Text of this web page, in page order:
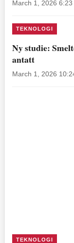
March 1, 2026 6:23
TEKNOLOGI
Ny studie:
antatt
March 1, 2026
TEKNOLOGI